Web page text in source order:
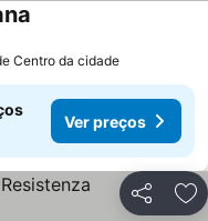
Centro da cidade
Ver preços
Partilhar